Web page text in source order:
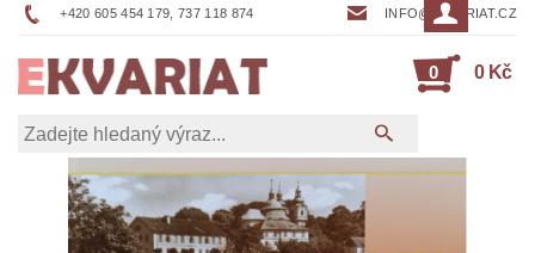
+420 605 454 179, 737 118 874 INFO@EKVARIAT.CZ
0 0 Kč